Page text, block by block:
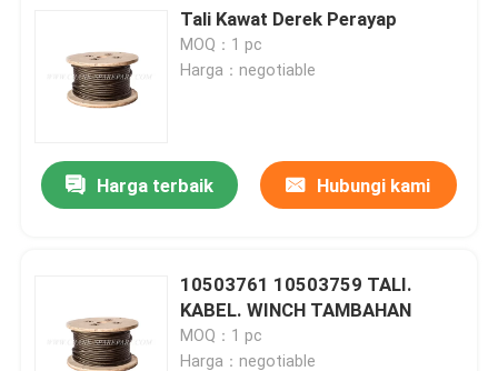
Tali Kawat Derek Perayap
MOQ：1 pc
Harga：negotiable
Harga terbaik Hubungi kami
10503761 10503759 TALI.
KABEL. WINCH TAMBAHAN
MOQ：1 pc
Harga：negotiable